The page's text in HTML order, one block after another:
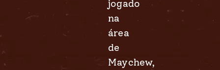
jogado
na
área
de
Maychew,